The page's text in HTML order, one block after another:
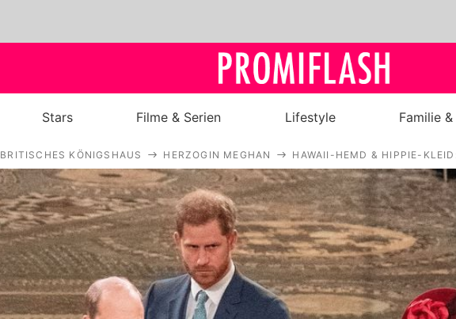
Royals
Stars
Filme & Serien
Lifestyle
Familie & Liebe
Stars Filme & Serien Lifestyle Familie
BRITISCHES KÖNIGSHAUS HERZOGIN MEGHAN HAWAII-HEMD & HIPPIE-